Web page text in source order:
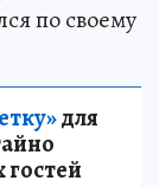
по своему
для